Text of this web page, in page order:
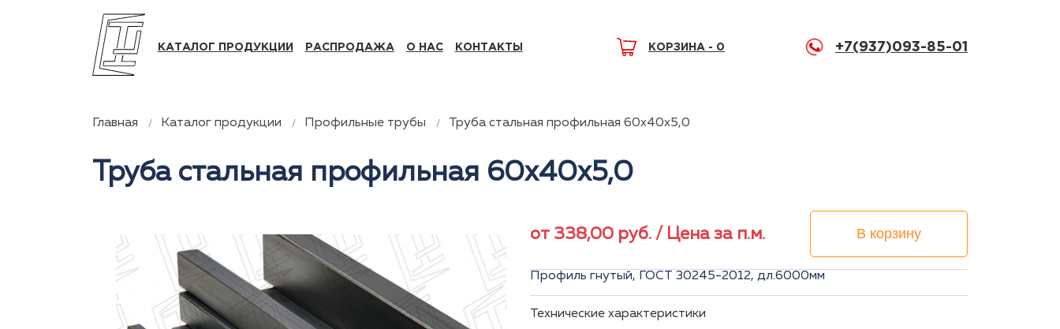
КАТАЛОГ ПРОДУКЦИИ РАСПРОДАЖА О НАС КОНТАКТЫ КОРЗИНА - 0 +7(937)093-85-01
Главная Каталог продукции Профильные трубы Труба стальная профильная 60x40x5,0
Труба стальная профильная 60x40x5,0
от 338,00 руб. / Цена за п.м. В корзину
Профиль гнутый, ГОСТ 30245-2012, дл.6000мм
Технические характеристики